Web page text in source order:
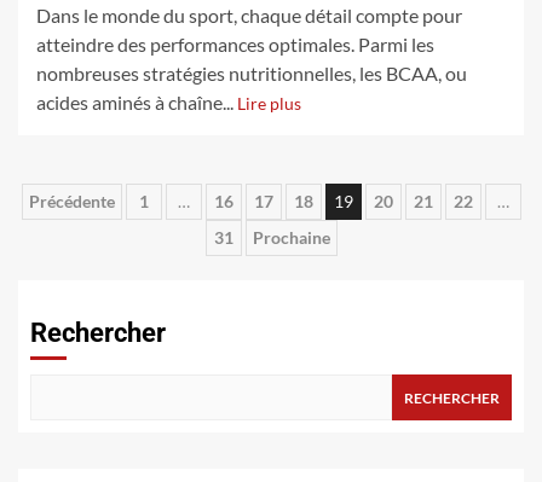
Dans le monde du sport, chaque détail compte pour
atteindre des performances optimales. Parmi les
nombreuses stratégies nutritionnelles, les BCAA, ou
acides aminés à chaîne... Lire plus
Pagination
Précédente 1 … 16 17 18 19 20 21 22
…
31
Prochaine
Rechercher
RECHERCHER